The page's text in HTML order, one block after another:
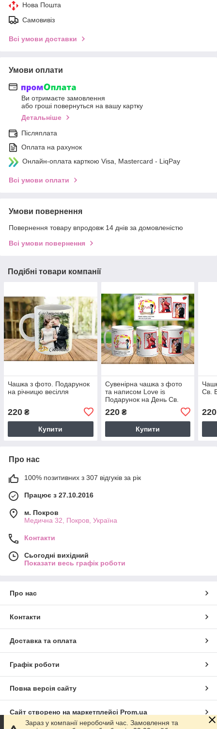
Нова Пошта
Самовивіз
Всі умови доставки
Умови оплати
Ви отримаєте замовлення
або гроші повернуться на вашу картку
Детальніше
Післяплата
Оплата на рахунок
Онлайн-оплата карткою Visa, Mastercard - LiqPay
Всі умови оплати
Умови повернення
Повернення товару впродовж 14 днів за домовленістю
Всі умови повернення
Подібні товари компанії
Чашка з фото. Подарунок
на річницю весілля
220 ₴
Купити
Сувенірна чашка з фото
та написом Love is
Подарунок на День Св.
220₴
Купити
Св.
220
Про нас
100% позитивних з 307 відгуків за рік
Працює з 27.10.2016
м. Покров
Медична 32, Покров, Україна
Контакти
Сьогодні вихідний
Показати весь графік роботи
Про нас
Контакти
Доставка та оплата
Графік роботи
Повна версія сайту
Сайт створено на маркетплейсі Prom.ua
Зараз у компанії неробочий час. Замовлення та